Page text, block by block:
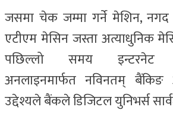
जसमा चेक जम्मा गर्ने मेशिन, नगद
एटीएम मेसिन जस्ता अत्याधुनिक
पछिल्लो समय इन्टरनेट
अनलाइनमार्फत नविनतम् बैंकिङ
उद्देश्यले बैंकले डिजिटल युनिभर्स